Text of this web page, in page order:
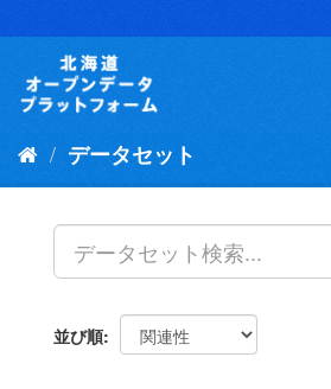
キ
データセット
並び順